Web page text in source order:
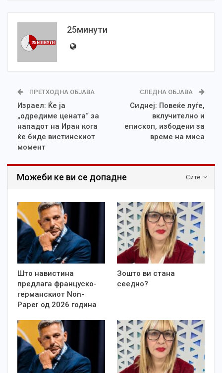
25минути
ПРЕТХОДНА ОБЈАВА
Израел: Ќе ја
„одредиме цената“ за
нападот на Иран кога
ќе биде вистинскиот
момент
СЛЕДНА ОБЈАВА
Сиднеј: Повеќе луѓе,
вклучително и
епископ, избодени за
време на миса
Сите
Можеби ке ви се допадне
Што навистина
предлага француско-
германскиот Non-
Paper од 2026 година
Зошто ви стана
сеедно?